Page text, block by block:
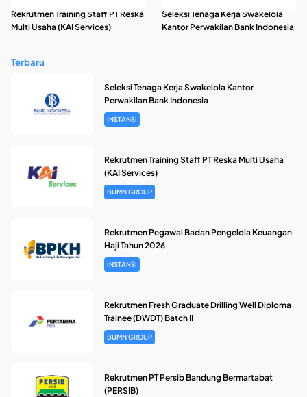
Rekrutmen Training Staff PT Reska
Multi Usaha (KAI Services)
Seleksi Tenaga Kerja Swakelola
Kantor Perwakilan Bank Indonesia
Terbaru
Seleksi Tenaga Kerja Swakelola Kantor
Perwakilan Bank Indonesia
INSTANSI
Rekrutmen Training Staff PT Reska Multi Usaha
(KAI Services)
BUMN GROUP
Rekrutmen Pegawai Badan Pengelola Keuangan
Haji Tahun 2026
INSTANSI
Rekrutmen Fresh Graduate Drilling Well Diploma
Trainee (DWDT) Batch II
BUMN GROUP
Rekrutmen PT Persib Bandung Bermartabat
(PERSIB)